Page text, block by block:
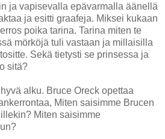
ja vapisevalla epävarmalla äänellä
ja esitti graafeja. Miksei kukaan
poika tarina. Tarina miten te
mörköjä tuli vastaan ja millaisilla
Sekä tietysti se prinsessa ja
sitä?
alku. Bruce Oreck opettaa
Miten saisimme Brucen
Miten saisimme